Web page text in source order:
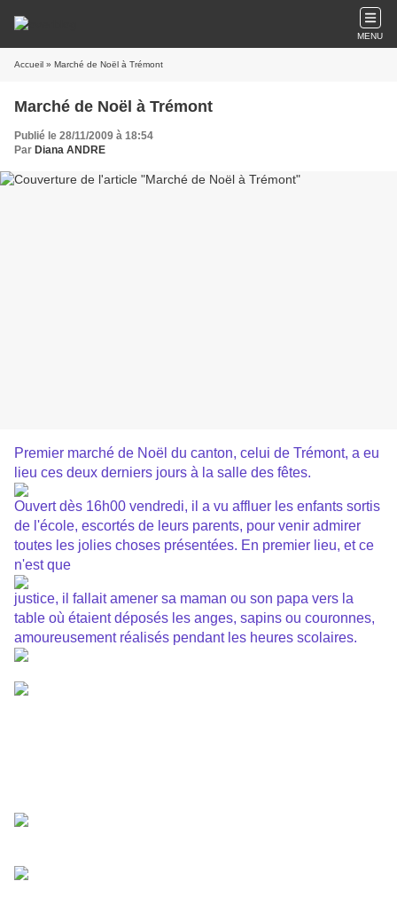
MENU
Accueil » Marché de Noël à Trémont
Marché de Noël à Trémont
Publié le 28/11/2009 à 18:54
Par Diana ANDRE
Premier marché de Noël du canton, celui de Trémont, a eu
lieu ces deux derniers jours à la salle des fêtes.
Ouvert dès 16h00 vendredi, il a vu affluer les enfants sortis
de l'école, escortés de leurs parents, pour venir admirer
toutes les jolies choses présentées. En premier lieu, et ce
n'est que
justice, il fallait amener sa maman ou son papa vers la
table où étaient déposés les anges, sapins ou couronnes,
amoureusement réalisés pendant les heures scolaires.